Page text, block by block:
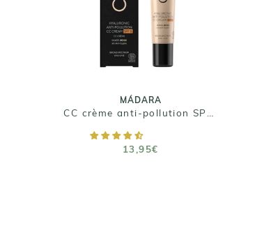
MÁDARA
13,95€
13,95€
AJOUTER AU PANIER